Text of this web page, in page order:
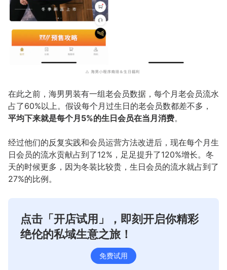
在此之前，海男男装有一组老会员数据，每个月老会员流水
占了60%以上。假设每个月过生日的老会员数都差不多，
平均下来就是每个月5%的生日会员在当月消费。
经过他们的反复实践和会员运营方法改进后，现在每个月生
日会员的流水贡献占到了12%，足足提升了120%增长。冬
天的时候更多，因为冬装比较贵，生日会员的流水就占到了
27%的比例。
点击「开店试用」，即刻开启你精彩
绝伦的私域生意之旅！
免费试用